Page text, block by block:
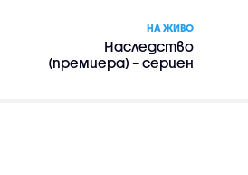
НА ЖИВО
Наследство
(премиера) – сериен